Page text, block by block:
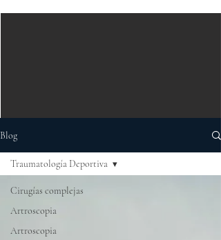
Blog
Cirugías complejas
Artroscopia
Artroscopia
Traumatología Deportiva